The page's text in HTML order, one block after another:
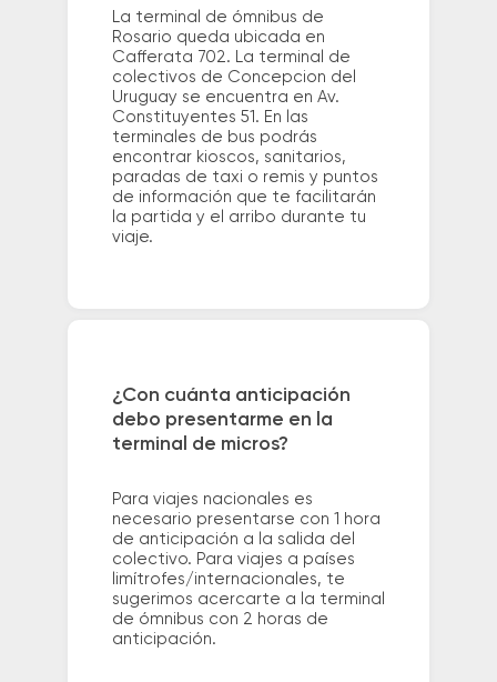
La terminal de ómnibus de
Rosario queda ubicada en
Cafferata 702. La terminal de
colectivos de Concepcion del
Uruguay se encuentra en Av.
Constituyentes 51. En las
terminales de bus podrás
encontrar kioscos, sanitarios,
paradas de taxi o remis y puntos
de información que te facilitarán
la partida y el arribo durante tu
viaje.
¿Con cuánta anticipación
debo presentarme en la
terminal de micros?
Para viajes nacionales es
necesario presentarse con 1 hora
de anticipación a la salida del
colectivo. Para viajes a países
limítrofes/internacionales, te
sugerimos acercarte a la terminal
de ómnibus con 2 horas de
anticipación.